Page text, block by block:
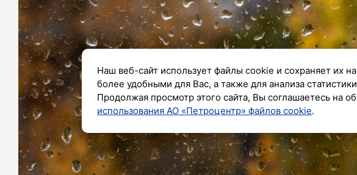
Наш веб-сайт использует файлы cookie и сохраняет их
более удобными для Вас, а также для анализа
Продолжая просмотр этого сайта, Вы соглашаетесь на
использования АО «Петроцентр» файлов cookie.